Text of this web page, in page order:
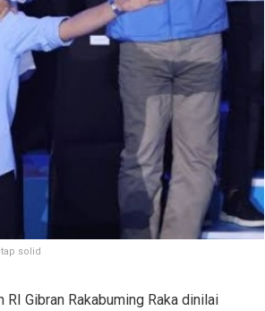
solid
Gibran Rakabuming Raka dinilai